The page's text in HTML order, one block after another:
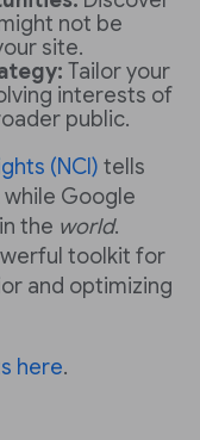
not be
site.
Tailor your
interests of
public.
(NCI) tells
Google
the world.
toolkit for
and optimizing
here.